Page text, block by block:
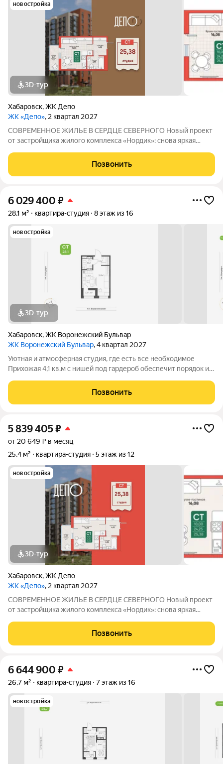
новостройка
3D-тур
Хабаровск,ЖК Депо
ЖК «Депо», 2 квартал 2027
СОВРЕМЕННОЕ ЖИЛЬЕ В СЕРДЦЕ СЕВЕРНОГО Новый проект
от застройщика жилого комплекса «Нордик»: снова яркая
оконные проёмы и светлые квартиры по доступным ценам В
СЕРДЦЕ СЕВЕРНОГО. Преимущества
Позвонить
6 029 400 ₽
28,1 м² квартира-студия 8 этаж из 16
новостройка
3D-тур
Хабаровск,ЖК Воронежский Бульвар
ЖК Воронежский Бульвар, 4 квартал 2027
Уютная и атмосферная студия, где есть все необходимое
Прихожая 4,1 кв.м с нишей под гардероб обеспечит порядок и
просторную лоджию станет удобным пространством для
создания кулинарных шедевров;
Позвонить
5 839 405₽
от 20 649 ₽ в месяц
25,4 м²
квартира-студия 5 этаж из 12
новостройка
3D-тур
Хабаровск,ЖК Депо
ЖК «Депо», 2 квартал 2027
СОВРЕМЕННОЕ ЖИЛЬЕ В СЕРДЦЕ СЕВЕРНОГО Новый проект
от застройщика жилого комплекса «Нордик»: снова яркая
по доступным ценам В СЕРДЦЕ СЕВЕРНОГО: ПРЕИМУЩЕСТВА
РАЙОНА Новый жилой комплекс «Депо»
Позвонить
6 644 900 ₽
26,7 м² квартира-студия 7 этаж из 16
новостройка